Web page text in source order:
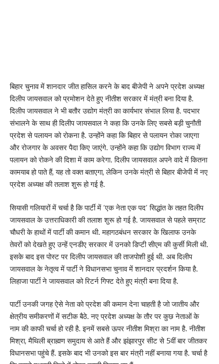
बिहार चुनाव में शानदार जीत हासिल करने के बाद बीजेपी ने अपने प्रदेश अध्यक्ष
दिलीप जायसवाल को प्रमोशन देते हुए नीतीश सरकार में मंत्री बना दिया है.
दिलीप जायसवाल ने भी बतौर उद्योग मंत्री का कार्यभार संभाल लिया है. पदभार
संभालने के साथ ही दिलीप जायसवाल ने कहा कि उनके लिए सबसे बड़ी चुनौती
प्रदेश से पलायन को रोकना है. उन्होंने कहा कि बिहार से पलायन रोका जाएगा
और रोजगार के अवसर पैदा किए जाएंगे. उन्होंने कहा कि उद्योग विभाग राज्य में
पलायन को रोकने की दिशा में काम करेगा. दिलीप जायसवाल अपने वादे में कितना
कामयाब हो पाते हैं, यह तो वक्त बताएगा, लेकिन उनके मंत्री से बिहार बीजेपी में नए
प्रदेश अध्यक्ष की तलाश शुरू हो गई है.
सियासी गलियारों में चर्चा है कि पार्टी में ‘एक नेता एक पद’ सिद्धांत के तहत दिलीप
जायसवाल के उत्तराधिकारी की तलाश शुरू हो गई है. जायसवाल से पहले सम्राट
चौधरी के हाथों में पार्टी की कमान थी. महागठबंधन सरकार के खिलाफ उनके
तेवरों को देखते हुए उन्हें एनडीए सरकार में उनको डिप्टी सीएम की कुर्सी मिली थी.
इसके बाद इस पोस्ट पर दिलीप जायसवाल की ताजपोशी हुई थी. अब दिलीप
जायसवाल के नेतृत्व में पार्टी ने विधानसभा चुनाव में शानदार प्रदर्शन किया है.
लिहाजा पार्टी ने जायसवाल को रिटर्न गिफ्ट देते हुए मंत्री बना दिया है.
पार्टी उनकी जगह ऐसे नेता को प्रदेश की कमान देना चाहती है जो जातीय और
क्षेत्रीय समीकरणों में सटीक बैठे. नए प्रदेश अध्यक्ष के तौर पर कुछ नेताओं के
नाम की काफी चर्चा हो रही है. इनमें सबसे ऊपर नीतीश मिश्रा का नाम है. नीतीश
मिश्रा, मैथिली ब्राह्मण समुदाय से आते हैं और झंझारपुर सीट से 5वीं बार जीतकर
विधानसभा पहुंचे हैं. इसके बाद भी उनको इस बार मंत्री नहीं बनाया गया है. चर्चा है